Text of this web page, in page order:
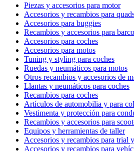
Piezas y accesorios para motor
Accesorios y recambios para
Accesorios para buggies
Recambios y accesorios para
Accesorios para coches
Accesorios para motos
Tuning y styling para coches
Ruedas y neumáticos para motos
Otros recambios y accesorios de
Llantas y neumáticos para coches
Recambios para coches
Artículos de automobilia y para
Vestimenta y protección para
Recambios y accesorios para
Equipos y herramientas de taller
Accesorios y recambios para trial
Accesorios y recambios para